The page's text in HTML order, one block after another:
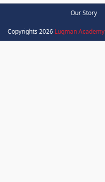
Our Story
Copyrights 2026 Luqman Academy